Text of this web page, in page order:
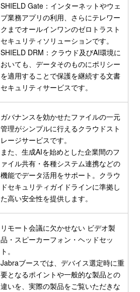
SHIELD Gate：インターネットやウェ
ブ業務アプリの利用、さらにテレワー
クまでオールインワンのゼロトラスト
セキュリティソリューションです。
SHIELD DRM：クラウド及びAI環境に
おいても、データそのものにポリシー
を適用することで保護を継続する文書
セキュリティサービスです。
ガバナンスを効かせたファイルの一元
管理がシンプルに行えるクラウドスト
レージサービスです。
また、生成AIを始めとした企業間のフ
ァイル共有・各種システム連携などの
機能でデータ活用をサポート。クラウ
ドセキュリティガイドラインに準拠し
た高い安全性を提供します。
リモート会議に欠かせない ビデオ製
品・スピーカーフォン・ヘッドセッ
ト。
Jabraブースでは、デバイス選定時に重
要となるポイントや一般的な製品との
違いを、実際の製品をご覧いただきな